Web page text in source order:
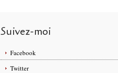
Suivez-moi
Facebook
Twitter